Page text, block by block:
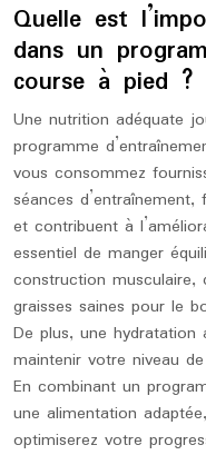
Quelle est
dans un
course à pied ?
Une nutrition adéquate
programme
vous consommez
séances
et contribuent à
essentiel de manger
construction musculaire,
graisses saines pour le
De plus, une
maintenir votre niveau
En combinant un
une alimentation
optimiserez votre